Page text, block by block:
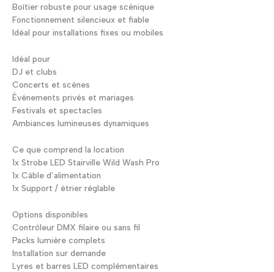
Boîtier robuste pour usage scénique
Fonctionnement silencieux et fiable
Idéal pour installations fixes ou mobiles
Idéal pour
DJ et clubs
Concerts et scènes
Événements privés et mariages
Festivals et spectacles
Ambiances lumineuses dynamiques
Ce que comprend la location
1x Strobe LED Stairville Wild Wash Pro
1x Câble d’alimentation
1x Support / étrier réglable
Options disponibles
Contrôleur DMX filaire ou sans fil
Packs lumière complets
Installation sur demande
Lyres et barres LED complémentaires